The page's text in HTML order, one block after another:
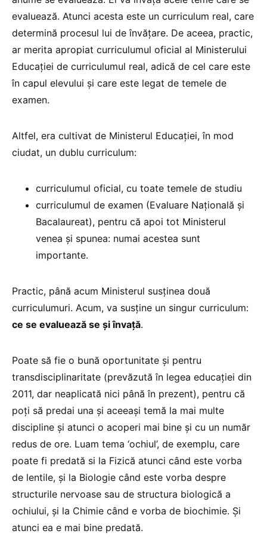
evaluează. Atunci acesta este un curriculum real, care
determină procesul lui de învățare. De aceea, practic,
ar merita apropiat curriculumul oficial al Ministerului
Educației de curriculumul real, adică de cel care este
în capul elevului și care este legat de temele de
examen.
Altfel, era cultivat de Ministerul Educației, în mod
ciudat, un dublu curriculum:
curriculumul oficial, cu toate temele de studiu
curriculumul de examen (Evaluare Națională și
Bacalaureat), pentru că apoi tot Ministerul
venea și spunea: numai acestea sunt
importante.
Practic, până acum Ministerul susținea două
curriculumuri. Acum, va susține un singur curriculum:
ce se evaluează se și învață.
Poate să fie o bună oportunitate și pentru
transdisciplinaritate (prevăzută în legea educației din
2011, dar neaplicată nici până în prezent), pentru că
poți să predai una și aceeași temă la mai multe
discipline și atunci o acoperi mai bine și cu un număr
redus de ore. Luam tema ‘ochiul’, de exemplu, care
poate fi predată si la Fizică atunci când este vorba
de lentile, și la Biologie când este vorba despre
structurile nervoase sau de structura biologică a
ochiului, și la Chimie când e vorba de biochimie. Și
atunci ea e mai bine predată.